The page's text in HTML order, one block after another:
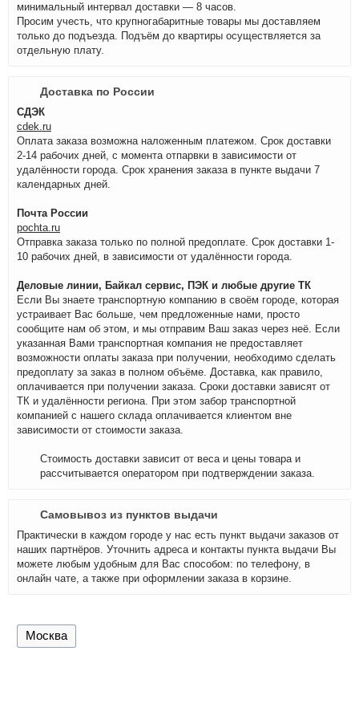
минимальный интервал доставки — 8 часов.
Просим учесть, что крупногабаритные товары мы доставляем
только до подъезда. Подъём до квартиры осуществляется за
отдельную плату.
Доставка по России
СДЭК
cdek.ru
Оплата заказа возможна наложенным платежом. Срок доставки
2-14 рабочих дней, с момента отпарвки в зависимости от
удалённости города. Срок хранения заказа в пункте выдачи 7
календарных дней.
Почта России
pochta.ru
Отправка заказа только по полной предоплате. Срок доставки 1-
10 рабочих дней, в зависимости от удалённости города.
Деловые линии, Байкал сервис, ПЭК и любые другие ТК
Если Вы знаете транспортную компанию в своём городе, которая
устраивает Вас больше, чем предложенные нами, просто
сообщите нам об этом, и мы отправим Ваш заказ через неё. Если
указанная Вами транспортная компания не предоставляет
возможности оплаты заказа при получении, необходимо сделать
предоплату за заказ в полном объёме. Доставка, как правило,
оплачивается при получении заказа. Сроки доставки зависят от
ТК и удалённости региона. При этом забор транспортной
компанией с нашего склада оплачивается клиентом вне
зависимости от стоимости заказа.
Стоимость доставки зависит от веса и цены товара и
рассчитывается оператором при подтверждении заказа.
Самовывоз из пунктов выдачи
Практически в каждом городе у нас есть пункт выдачи заказов от
наших партнёров. Уточнить адреса и контакты пункта выдачи Вы
можете любым удобным для Вас способом: по телефону, в
онлайн чате, а также при оформлении заказа в корзине.
Москва